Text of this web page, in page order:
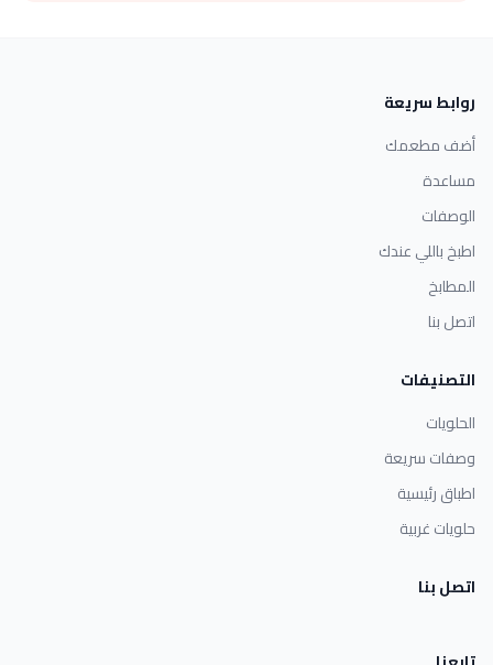
روابط سريعة
أضف مطعمك
مساعدة
الوصفات
اطبخ باللي عندك
المطابخ
اتصل بنا
التصنيفات
الحلويات
وصفات سريعة
اطباق رئيسية
حلويات غربية
اتصل بنا